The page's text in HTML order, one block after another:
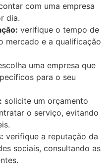
com uma empresa
dia.
verifique o tempo de
mercado e a qualificação
uma empresa que
para o seu
solicite um orçamento
o serviço, evitando
verifique a reputação da
sociais, consultando as